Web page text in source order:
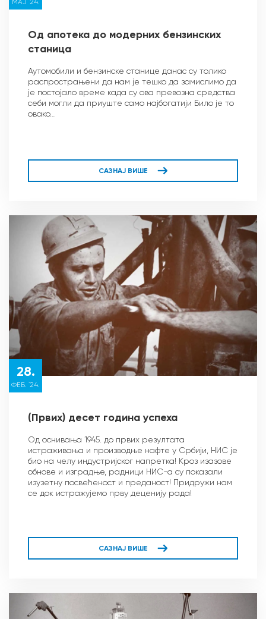
Од апотека до модерних бензинских
станица
Аутомобили и бензинске станице данас су толико
распрострањени да нам је тешко да замислимо да
је постојало време када су ова превозна средства
себи могли да приуште само најбогатији Било је то
овако…
САЗНАЈ ВИШЕ
28.
ФЕБ. `24.
(Првих) десет година успеха
Од оснивања 1945. до првих резултата
истраживања и производње нафте у Србији, НИС је
био на челу индустријског напретка! Кроз изазове
обнове и изградње, радници НИС-а су показали
изузетну посвећеност и преданост! Придружи нам
се док истражујемо прву деценију рада!
САЗНАЈ ВИШЕ